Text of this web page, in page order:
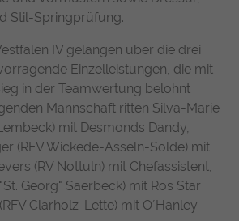
Stil-Springprüfung.
IV gelangen über die drei
Einzelleistungen, die mit
in der Teamwertung belohnt
Mannschaft ritten Silva-Marie
mit Desmonds Dandy,
(RFV Wickede-Asseln-Sölde) mit
(RV Nottuln) mit Chefassistent,
Georg" Saerbeck) mit Ros Star
Clarholz-Lette) mit O´Hanley.
die gewählten Tracking-Optin-
Verweildauer auf der
_pk_cvar, _pk_hsr
Minuten
von Matomo Analytics Platform
werden anonymisiert, um Ihre
und gleichzeitig den Service zu
(https://www.chatbase.co)
Cookie unterstützt die Funktionalität
Chatbots, indem er anonymisierte
erfasst, um Ihre Erfahrung zu
Informationen anzeigen
dienen dazu, Inhalte oder Angebote
die auf anderen Webseiten (YouTube,
sind, auch auf unserer
und wiederzugeben.